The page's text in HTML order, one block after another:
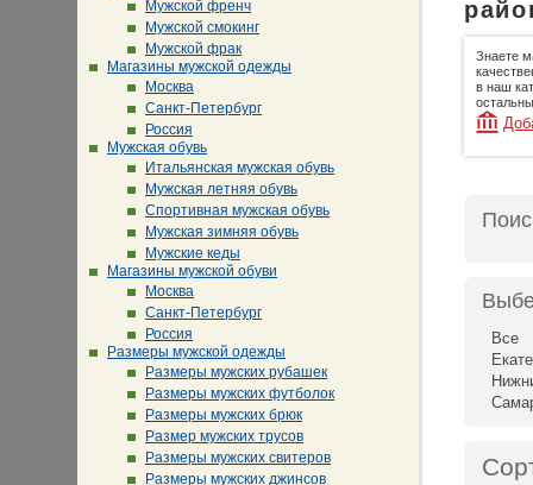
Мужской френч
Мужской смокинг
Мужской фрак
Магазины мужской одежды
Москва
Санкт-Петербург
Россия
Мужская обувь
Итальянская мужская обувь
Мужская летняя обувь
Спортивная мужская обувь
Мужская зимняя обувь
Мужские кеды
Магазины мужской обуви
Москва
Санкт-Петербург
Россия
Размеры мужской одежды
Размеры мужских рубашек
Размеры мужских футболок
Размеры мужских брюк
Размер мужских трусов
Размеры мужских свитеров
Размеры мужских джинсов
Знаете
в наш
Все